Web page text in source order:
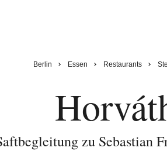
Berlin Essen Restaurants
zu Sebastian